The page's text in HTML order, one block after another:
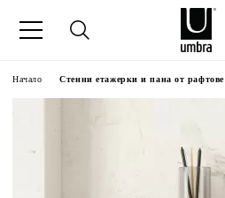
Начало Стенни етажерки и пана от рафтове